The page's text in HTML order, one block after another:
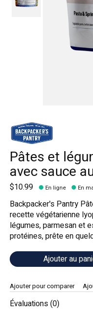
Pâtes et
avec sauce
$10.99 En ligne En
Backpacker's Pantry
recette végétarienne
légumes, parmesan et
protéines, prête en
Ajouter au
Ajouter pour comparer
Évaluations (0)